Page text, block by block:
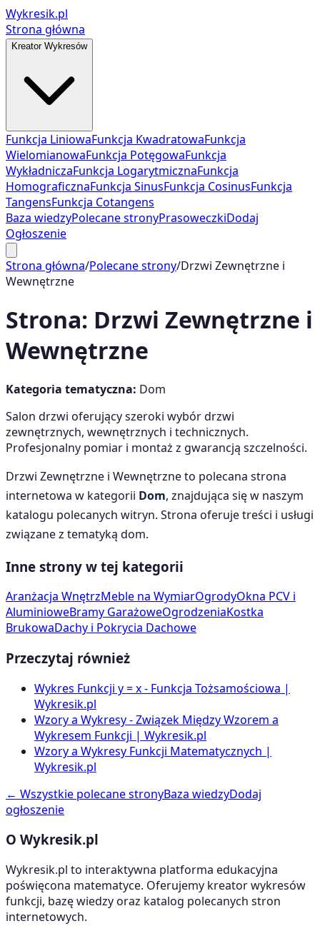
Wykresik.pl
Strona główna
Kreator Wykresów
Funkcja LiniowaFunkcja KwadratowaFunkcja
WielomianowaFunkcja PotęgowaFunkcja
WykładniczaFunkcja LogarytmicznaFunkcja
HomograficznaFunkcja SinusFunkcja CosinusFunkcja
TangensFunkcja Cotangens
Baza wiedzyPolecane stronyPrasoweczkiDodaj
Ogłoszenie
Strona główna/Polecane strony/Drzwi Zewnętrzne i
Wewnętrzne
Strona: Drzwi Zewnętrzne i
Wewnętrzne
Kategoria tematyczna: Dom
Salon drzwi oferujący szeroki wybór drzwi
zewnętrznych, wewnętrznych i technicznych.
Profesjonalny pomiar i montaż z gwarancją szczelności.
Drzwi Zewnętrzne i Wewnętrzneto polecana strona
internetowa w kategorii Dom, znajdująca się w naszym
katalogu polecanych witryn. Strona oferuje treści i usługi
związane z tematyką dom.
Inne strony w tej kategorii
Aranżacja WnętrzMeble na WymiarOgrodyOkna PCV i
AluminioweBramy GarażoweOgrodzeniaKostka
BrukowaDachy i Pokrycia Dachowe
Przeczytaj również
Wykres Funkcji y = x - Funkcja Tożsamościowa |
Wykresik.pl
Wzory a Wykresy - Związek Między Wzorem a
Wykresem Funkcji | Wykresik.pl
Wzory a Wykresy Funkcji Matematycznych |
Wykresik.pl
← Wszystkie polecane stronyBaza wiedzyDodaj
ogłoszenie
O Wykresik.pl
Wykresik.pl to interaktywna platforma edukacyjna
poświęcona matematyce. Oferujemy kreator wykresów
funkcji, bazę wiedzy oraz katalog polecanych stron
internetowych.